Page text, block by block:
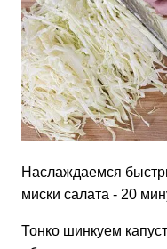
Наслаждаемся
миски салата - 20
Тонко шинкуем